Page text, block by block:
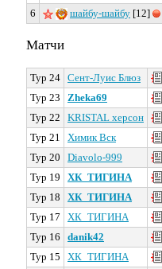
6
шайбу-шайбу [12]
Матчи
Тур 24 Сент-Луис Блюз
Тур 23
Zheka69
Тур 22
KRISTAL херсон
Тур 21
Химик Вск
Тур 20
Diavolo-999
Тур 19
ХК_ТИГИНА
Тур 18
ХК_ТИГИНА
Тур 17
ХК_ТИГИНА
Тур 16
danik42
Тур 15
ХК_ТИГИНА